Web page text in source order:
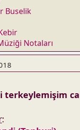
Buselik
Notaları
terkeylemişim
: